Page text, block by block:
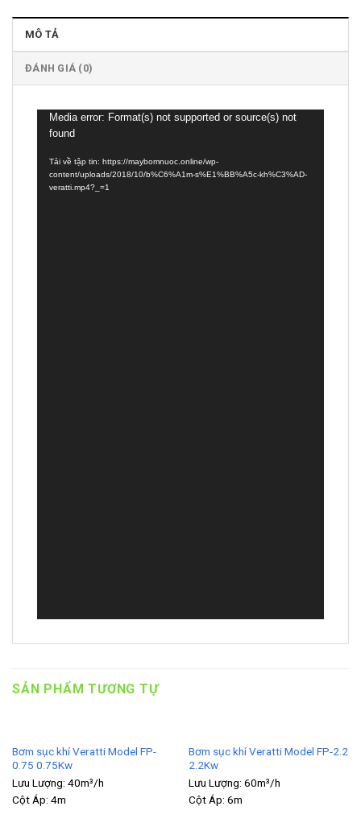
MÔ TẢ
ĐÁNH GIÁ (0)
Trình
chơi
Video
Media error: Format(s) not supported or source(s) not
found
Tải về tập tin: https://maybomnuoc.online/wp-
content/uploads/2018/10/b%C6%A1m-s%E1%BB%A5c-kh%C3%AD-
veratti.mp4?_=1
SẢN PHẨM TƯƠNG TỰ
Bơm sục khí Veratti Model FP-
0.75 0.75Kw
Lưu Lượng: 40m³/h
Cột Áp: 4m
Bơm sục khí Veratti Model FP-2.2
2.2Kw
Lưu Lượng: 60m³/h
Cột Áp: 6m